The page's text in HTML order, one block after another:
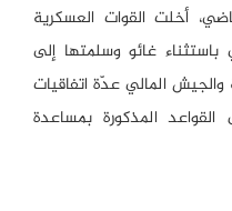
أخلت القوات العسكرية
غائو وسلمتها إلى
المالي عدّة اتفاقيات
المذكورة بمساعدة